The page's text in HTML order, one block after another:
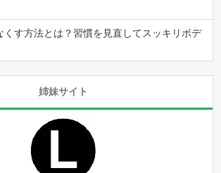
くす方法とは？習慣を見直してスッキリボデ
姉妹サイト